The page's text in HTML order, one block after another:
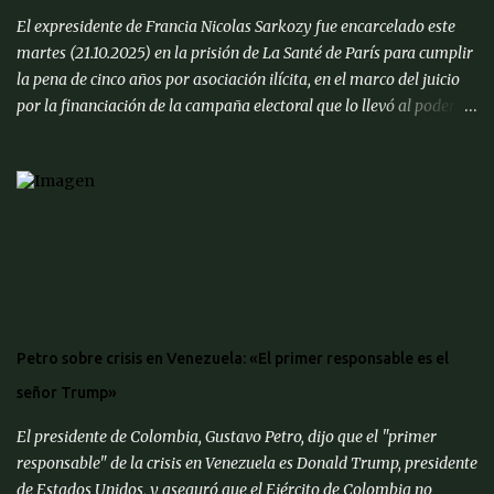
El expresidente de Francia Nicolas Sarkozy fue encarcelado este
martes (21.10.2025) en la prisión de La Santé de París para cumplir
la pena de cinco años por asociación ilícita, en el marco del juicio
por la financiación de la campaña electoral que lo llevó al poder en
de medios que trasmitieron en directo el trayecto desde su
Bruni, y demás familiares, el exjefe de Estado afirmó que es "un
hombre inocente" en un mensaje publicado a través de su cuenta
Petro sobre crisis en Venezuela: «El primer responsable es el
señor Trump»
El presidente de Colombia, Gustavo Petro, dijo que el "primer
responsable" de la crisis en Venezuela es Donald Trump, presidente
de Estados Unidos, y aseguró que el Ejército de Colombia no